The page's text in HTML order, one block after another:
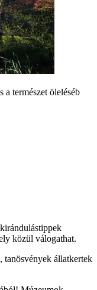
a természet öleléséb
közül válogathat.
tanösvények állatkertek